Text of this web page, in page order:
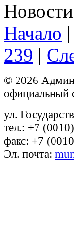
Начало |
239 |
© 2026
официальный
ул.
тел.: +7
факс: +7
Эл. почта: